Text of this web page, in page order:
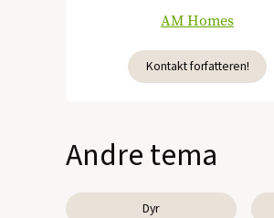
AM Homes
Kontakt forfatteren!
Andre tema
Dyr